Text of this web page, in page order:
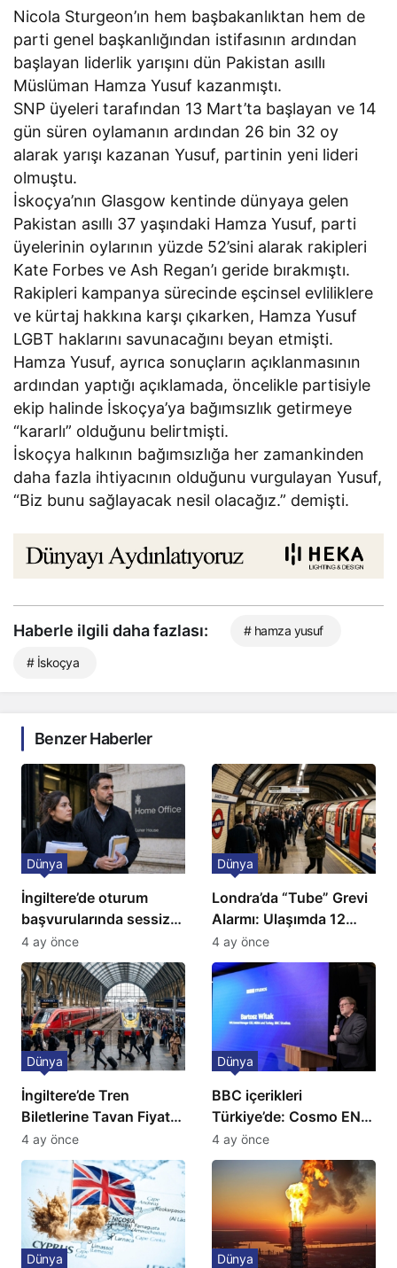
Nicola Sturgeon’ın hem başbakanlıktan hem de
parti genel başkanlığından istifasının ardından
başlayan liderlik yarışını dün Pakistan asıllı
Müslüman Hamza Yusuf kazanmıştı.
SNP üyeleri tarafından 13 Mart’ta başlayan ve 14
gün süren oylamanın ardından 26 bin 32 oy
alarak yarışı kazanan Yusuf, partinin yeni lideri
olmuştu.
İskoçya’nın Glasgow kentinde dünyaya gelen
Pakistan asıllı 37 yaşındaki Hamza Yusuf, parti
üyelerinin oylarının yüzde 52’sini alarak rakipleri
Kate Forbes ve Ash Regan’ı geride bırakmıştı.
Rakipleri kampanya sürecinde eşcinsel evliliklere
ve kürtaj hakkına karşı çıkarken, Hamza Yusuf
LGBT haklarını savunacağını beyan etmişti.
Hamza Yusuf, ayrıca sonuçların açıklanmasının
ardından yaptığı açıklamada, öncelikle partisiyle
ekip halinde İskoçya’ya bağımsızlık getirmeye
“kararlı” olduğunu belirtmişti.
İskoçya halkının bağımsızlığa her zamankinden
daha fazla ihtiyacının olduğunu vurgulayan Yusuf,
“Biz bunu sağlayacak nesil olacağız.” demişti.
Haberle ilgili daha fazlası: # hamza yusuf
# İskoçya
Benzer Haberler
İngiltere’de oturum
başvurularında sessiz
kriz: Büyükelçilikten
açıklama!
Dünya
4 ay önce
Londra’da “Tube” Grevi
Alarmı: Ulaşımda 12
Günlük Kaos Kapıda
Dünya
4 ay önce
İngiltere’de Tren
Biletlerine Tavan Fiyat:
Ulaşımda Yeni
Düzenleme
Dünya
4 ay önce
BBC içerikleri
Türkiye’de: Cosmo EN
ve BBC Player yayında
Dünya
4 ay önce
Dünya Dünya